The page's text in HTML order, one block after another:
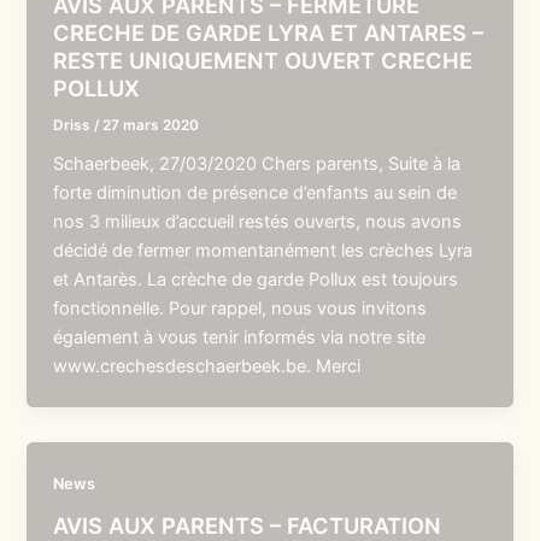
CRECHE DE GARDE LYRA ET ANTARES –
RESTE UNIQUEMENT OUVERT CRECHE
POLLUX
Driss / 27 mars 2020
Schaerbeek, 27/03/2020 Chers parents, Suite à la
forte diminution de présence d’enfants au sein de
nos 3 milieux d’accueil restés ouverts, nous avons
décidé de fermer momentanément les crèches Lyra
et Antarès. La crèche de garde Pollux est toujours
fonctionnelle. Pour rappel, nous vous invitons
également à vous tenir informés via notre site
www.crechesdeschaerbeek.be. Merci
News
AVIS AUX PARENTS – FACTURATION